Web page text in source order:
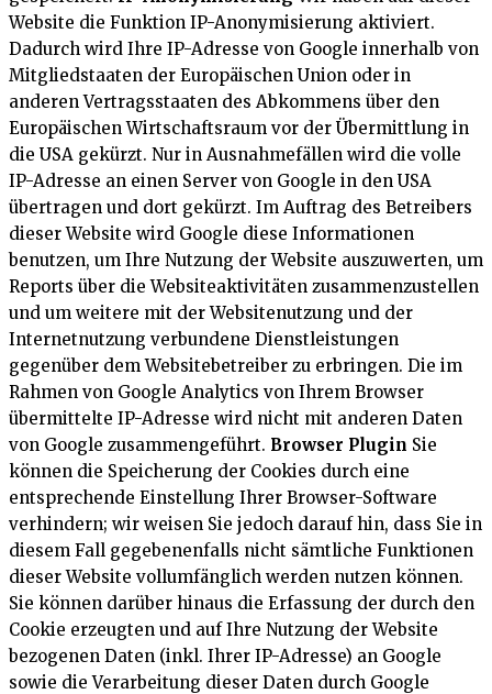
Website die Funktion IP-Anonymisierung aktiviert.
Dadurch wird Ihre IP-Adresse von Google innerhalb von
Mitgliedstaaten der Europäischen Union oder in
anderen Vertragsstaaten des Abkommens über den
Europäischen Wirtschaftsraum vor der Übermittlung in
die USA gekürzt. Nur in Ausnahmefällen wird die volle
IP-Adresse an einen Server von Google in den USA
übertragen und dort gekürzt. Im Auftrag des Betreibers
dieser Website wird Google diese Informationen
benutzen, um Ihre Nutzung der Website auszuwerten, um
Reports über die Websiteaktivitäten zusammenzustellen
und um weitere mit der Websitenutzung und der
Internetnutzung verbundene Dienstleistungen
gegenüber dem Websitebetreiber zu erbringen. Die im
Rahmen von Google Analytics von Ihrem Browser
übermittelte IP-Adresse wird nicht mit anderen Daten
von Google zusammengeführt. Browser Plugin Sie
können die Speicherung der Cookies durch eine
entsprechende Einstellung Ihrer Browser-Software
verhindern; wir weisen Sie jedoch darauf hin, dass Sie in
diesem Fall gegebenenfalls nicht sämtliche Funktionen
dieser Website vollumfänglich werden nutzen können.
Sie können darüber hinaus die Erfassung der durch den
Cookie erzeugten und auf Ihre Nutzung der Website
bezogenen Daten (inkl. Ihrer IP-Adresse) an Google
sowie die Verarbeitung dieser Daten durch Google